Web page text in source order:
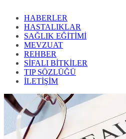
HABERLER
HASTALIKLAR
SAĞLIK EĞİTİMİ
MEVZUAT
REHBER
SİFALI BİTKİLER
TIP SÖZLÜĞÜ
İLETİŞİM